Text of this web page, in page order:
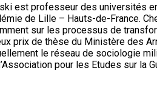
est professeur des universités
de Lille – Hauts-de-France.
sur les processus de
prix de thèse du Ministère des
le réseau de sociologie
pour les Etudes sur la